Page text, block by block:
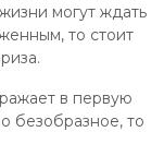
могут ждать
то стоит
в первую
безобразное, то